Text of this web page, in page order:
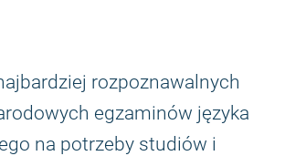
rozpoznawalnych
egzaminów języka
na potrzeby studiów i